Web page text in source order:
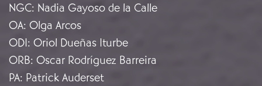
NGC: Nadia Gayoso de la Calle
OA: Olga Arcos
ODI: Oriol Dueñas Iturbe
ORB: Oscar Rodríguez Barreira
PA: Patrick Auderset